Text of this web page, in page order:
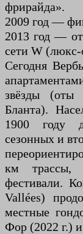
фрирайда».
2009 год —
2013 год —
сети W (люкс-
Сегодня
звёзды
Бланта).
1900 году
сезонных и
км трассы,
фестивали.
Vallées)
местные
Фор (2022 г.)